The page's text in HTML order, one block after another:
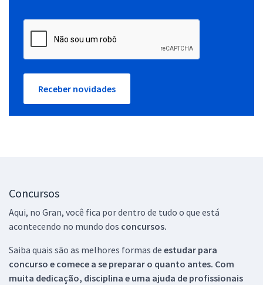
Receber novidades
Concursos
Aqui, no Gran, você fica por dentro de tudo o que está
acontecendo no mundo dos concursos.
Saiba quais são as melhores formas de estudar para
concurso e comece a se preparar o quanto antes. Com
muita dedicação, disciplina e uma ajuda de profissionais